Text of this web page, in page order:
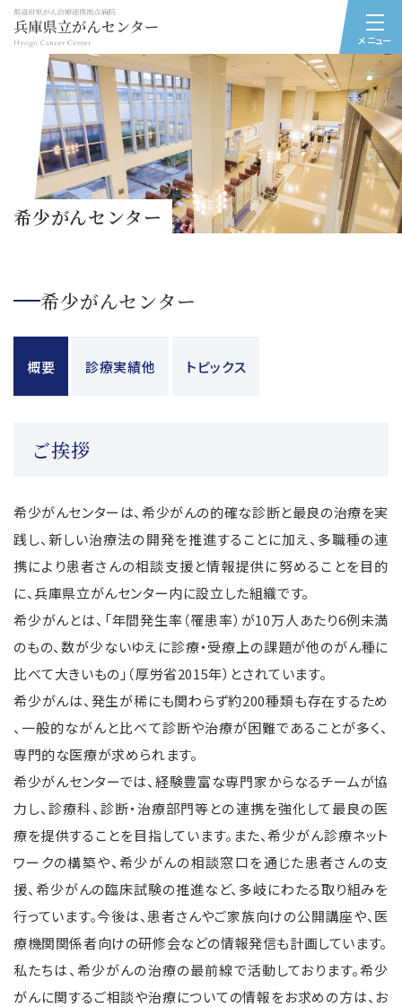
メニュー
希少がんセンター
希少がんセンター
概要 診療実績他 トピックス
ご挨拶
希少がんセンターは、希少がんの的確な診断と最良の治療を実
践し、新しい治療法の開発を推進することに加え、多職種の連
携により患者さんの相談支援と情報提供に努めることを目的
に、兵庫県立がんセンター内に設立した組織です。
希少がんとは、「年間発生率（罹患率）が10万人あたり6例未満
のもの、数が少ないゆえに診療・受療上の課題が他のがん種に
比べて大きいもの」（厚労省2015年）とされています。
希少がんは、発生が稀にも関わらず約200種類も存在するため
、一般的ながんと比べて診断や治療が困難であることが多く、
専門的な医療が求められます。
希少がんセンターでは、経験豊富な専門家からなるチームが協
力し、診療科、診断・治療部門等との連携を強化して最良の医
療を提供することを目指しています。また、希少がん診療ネット
ワークの構築や、希少がんの相談窓口を通じた患者さんの支
援、希少がんの臨床試験の推進など、多岐にわたる取り組みを
行っています。今後は、患者さんやご家族向けの公開講座や、医
療機関関係者向けの研修会などの情報発信も計画しています。
私たちは、希少がんの治療の最前線で活動しております。希少
がんに関するご相談や治療についての情報をお求めの方は、お